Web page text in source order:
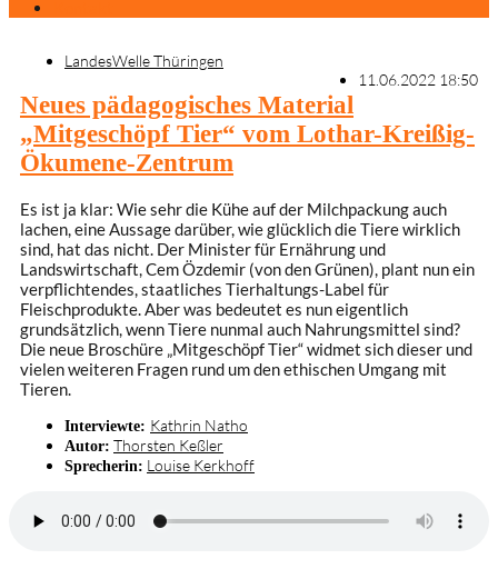
LandesWelle Thüringen
11.06.2022 18:50
Neues pädagogisches Material
„Mitgeschöpf Tier“ vom Lothar-Kreißig-
Ökumene-Zentrum
Es ist ja klar: Wie sehr die Kühe auf der Milchpackung auch
lachen, eine Aussage darüber, wie glücklich die Tiere wirklich
sind, hat das nicht. Der Minister für Ernährung und
Landswirtschaft, Cem Özdemir (von den Grünen), plant nun ein
verpflichtendes, staatliches Tierhaltungs-Label für
Fleischprodukte. Aber was bedeutet es nun eigentlich
grundsätzlich, wenn Tiere nunmal auch Nahrungsmittel sind?
Die neue Broschüre „Mitgeschöpf Tier“ widmet sich dieser und
vielen weiteren Fragen rund um den ethischen Umgang mit
Tieren.
Interviewte: Kathrin Natho
Autor: Thorsten Keßler
Sprecherin: Louise Kerkhoff